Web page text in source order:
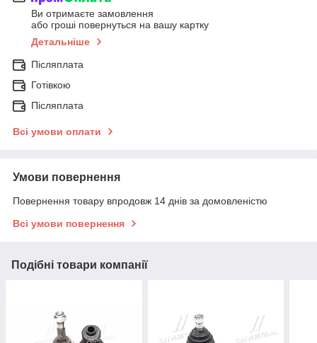
Ви отримаєте замовлення
або гроші повернуться на вашу картку
Детальніше
Післяплата
Готівкою
Післяплата
Всі умови оплати
Умови повернення
Повернення товару впродовж 14 днів за домовленістю
Всі умови повернення
Подібні товари компанії